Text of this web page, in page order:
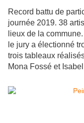
Record battu de
journée 2019. 38
lieux de la commune.
le jury a électionné
trois tableaux
Mona Fossé et